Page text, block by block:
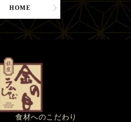
HOME
食材へのこだわり